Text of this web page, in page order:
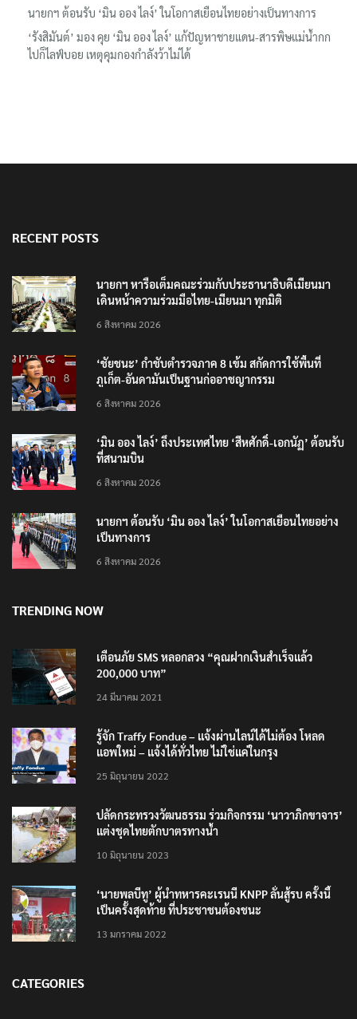
นายกฯ ต้อนรับ ‘มิน ออง ไลง์’ ในโอกาสเยือนไทยอย่างเป็นทางการ
‘รังสิมันต์’ มอง คุย ‘มิน ออง ไลง์’ แก้ปัญหาชายแดน-สารพิษแม่น้ำกก
ไปก็ไลฟ์บอย เหตุคุมกองกำลังว้าไม่ได้
RECENT POSTS
นายกฯ หารือเต็มคณะร่วมกับประธานาธิบดีเมียนมา
เดินหน้าความร่วมมือไทย-เมียนมา ทุกมิติ
6 สิงหาคม 2026
‘ชัยชนะ’ กำชับตำรวจภาค 8 เข้ม สกัดการใช้พื้นที่
ภูเก็ต-อันดามันเป็นฐานก่ออาชญากรรม
6 สิงหาคม 2026
‘มิน ออง ไลง์’ ถึงประเทศไทย ‘สีหศักดิ์-เอกนัฏ’ ต้อนรับ
ที่สนามบิน
6 สิงหาคม 2026
นายกฯ ต้อนรับ ‘มิน ออง ไลง์’ ในโอกาสเยือนไทยอย่าง
เป็นทางการ
6 สิงหาคม 2026
TRENDING NOW
เตือนภัย SMS หลอกลวง “คุณฝากเงินสำเร็จแล้ว
200,000 บาท”
24 มีนาคม 2021
รู้จัก Traffy Fondue – แจ้งผ่านไลน์ได้ไม่ต้อง โหลด
แอพใหม่ – แจ้งได้ทั่วไทย ไม่ใช่แค่ในกรุง
25 มิถุนายน 2022
ปลัดกระทรวงวัฒนธรรม ร่วมกิจกรรม ‘นาวาภิกขาจาร’
แต่งชุดไทยตักบาตรทางน้ำ
10 มิถุนายน 2023
‘นายพลบีทู’ ผู้นำทหารคะเรนนี KNPP ลั่นสู้รบ ครั้งนี้
เป็นครั้งสุดท้าย ที่ประชาชนต้องชนะ
13 มกราคม 2022
CATEGORIES